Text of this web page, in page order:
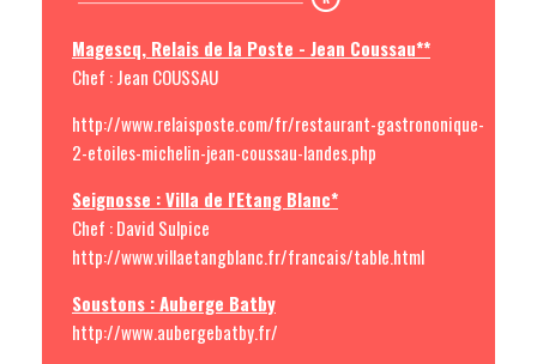
Magescq, Relais de la Poste - Jean Coussau**
Chef : Jean COUSSAU
http://www.relaisposte.com/fr/restaurant-gastrononique-
2-etoiles-michelin-jean-coussau-landes.php
Seignosse : Villa de l'Etang Blanc*
Chef : David Sulpice
http://www.villaetangblanc.fr/francais/table.html
Soustons : Auberge Batby
http://www.aubergebatby.fr/